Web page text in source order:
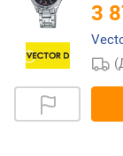
3